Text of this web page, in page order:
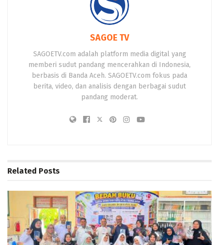
SAGOE TV
SAGOETV.com adalah platform media digital yang
memberi sudut pandang mencerahkan di Indonesia,
berbasis di Banda Aceh. SAGOETV.com fokus pada
berita, video, dan analisis dengan berbagai sudut
pandang moderat.
Related Posts